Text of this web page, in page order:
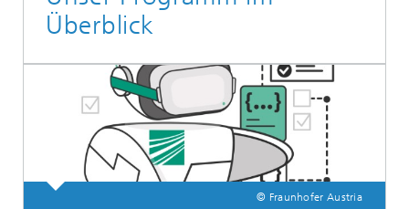
Überblick
© Fraunhofer Austria